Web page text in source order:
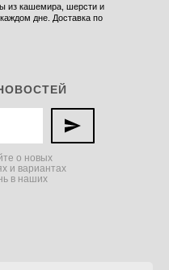
из кашемира, шерсти и
дне. Доставка по
о новых
и вариантах
в наших